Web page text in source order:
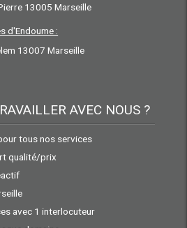
13005 Marseille
d'Endoume :
13007 Marseille
AVEC NOUS ?
tous nos services
qualité/prix
avec 1 interlocuteur